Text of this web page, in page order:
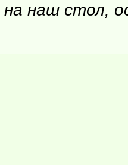
наш стол,